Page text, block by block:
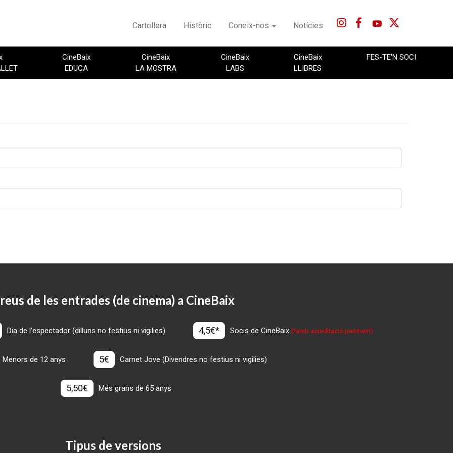
Cartellera Històric Coneix-nos Notícies
CineBaix
EDUCA
CineBaix
LA MOSTRA
CineBaix
LABS
CineBaix
LLIBRES
FES-TE'N SOCI
de les entrades (de cinema) a CineBaix
Dia de l'espectador (dilluns no festius ni vigilies) 4,5€* Socis de CineBaix(*amb acreditació pertinent)
Menors de 12 anys 5€ Carnet Jove (Divendres no festius ni vigilies)
5,50€ Més grans de 65 anys
Tipus de versions